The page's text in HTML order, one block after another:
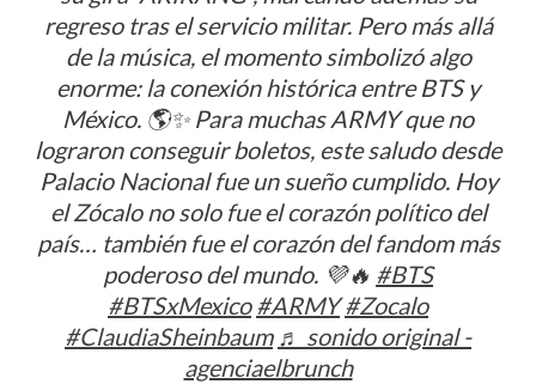
regreso tras el servicio militar. Pero más allá
de la música, el momento simbolizó algo
enorme: la conexión histórica entre BTS y
México. 🌎✨ Para muchas ARMY que no
lograron conseguir boletos, este saludo desde
Palacio Nacional fue un sueño cumplido. Hoy
el Zócalo no solo fue el corazón político del
país… también fue el corazón del fandom más
poderoso del mundo. 💜🔥 #BTS
#BTSxMexico #ARMY #Zocalo
#ClaudiaSheinbaum ♬ sonido original -
agenciaelbrunch